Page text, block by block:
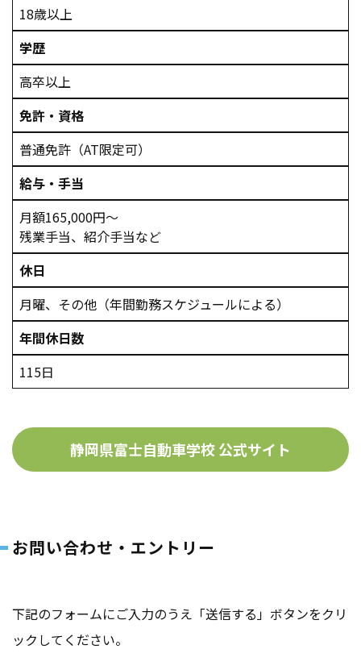
18歳以上
学歴
高卒以上
免許・資格
普通免許（AT限定可）
給与・手当
月額165,000円～
残業手当、紹介手当など
休日
月曜、その他（年間勤務スケジュールによる）
年間休日数
115日
静岡県富士自動車学校 公式サイト
お問い合わせ・エントリー
下記のフォームにご入力のうえ「送信する」ボタンをクリ
ックしてください。